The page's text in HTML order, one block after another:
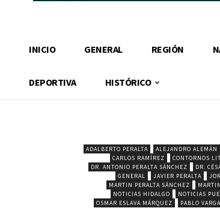
INICIO GENERAL REGIÓN
DEPORTIVA HISTÓRICO
ADALBERTO PERALTA ALEJANDRO ALEMÁN
CARLOS RAMÍREZ
CONTORNOS
DR. ANTONIO PERALTA SÁNCHEZ
DR.
GENERAL
JAVIER PERALTA
MARTIN PERALTA SÁNCHEZ
NOTICIAS HIDALGO
NOTICIAS
OSMAR ESLAVA MÁRQUEZ
PABLO